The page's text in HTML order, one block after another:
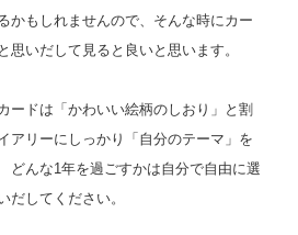
かもしれませんので、そんな時にカー
思いだして見ると良いと思います。
ードは「かわいい絵柄のしおり」と割
アリーにしっかり「自分のテーマ」を
んな1年を過ごすかは自分で自由に選
だしてください。